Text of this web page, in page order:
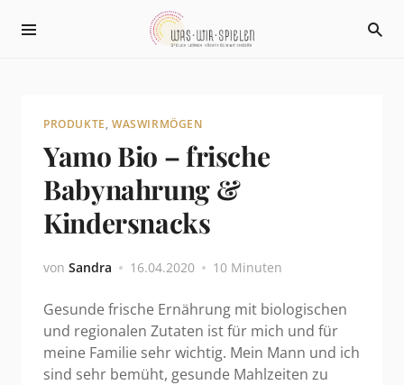
PRODUKTE,WASWIRMÖGEN
Yamo Bio – frische
Babynahrung &
Kindersnacks
von Sandra 16.04.2020 10 Minuten
Gesunde frische Ernährung mit biologischen
und regionalen Zutaten ist für mich und für
meine Familie sehr wichtig. Mein Mann und ich
sind sehr bemüht, gesunde Mahlzeiten zu